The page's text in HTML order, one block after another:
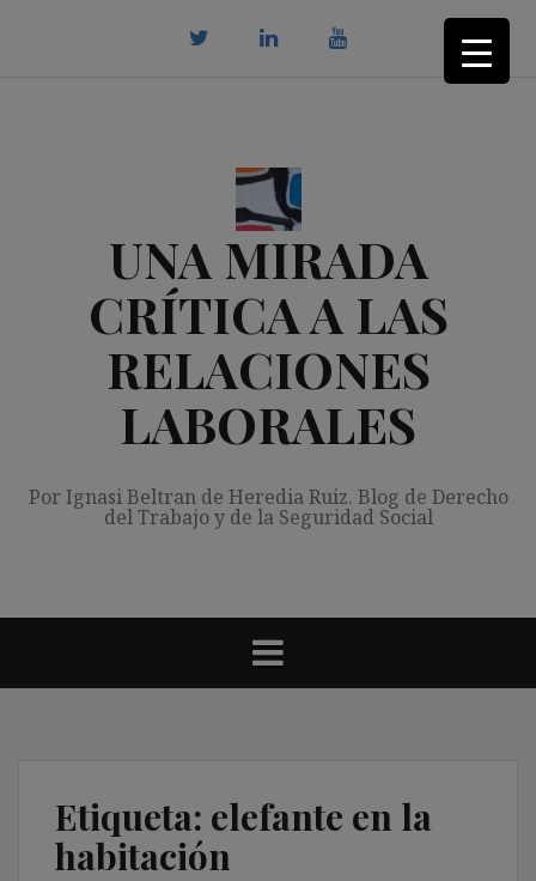
UNA MIRADA
CRÍTICA A LAS
RELACIONES
LABORALES
Por Ignasi Beltran de Heredia Ruiz. Blog de Derecho
del Trabajo y de la Seguridad Social
Etiqueta: elefante en la
habitación